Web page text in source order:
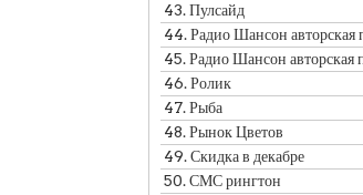
43.Пулсайд
44.Радио Шансон авторская
45.Радио Шансон авторская
46.Ролик
47.Рыба
48.Рынок Цветов
49.Скидка в декабре
50.СМС рингтон